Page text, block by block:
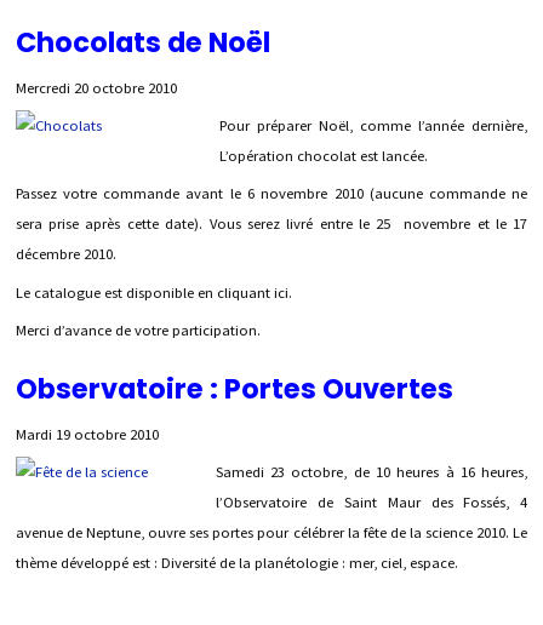
Chocolats de Noël
Mercredi 20 octobre 2010
Pour préparer Noël, comme l’année dernière,
L’opération chocolat est lancée.
Passez votre commande avant le 6 novembre 2010 (aucune commande ne
sera prise après cette date). Vous serez livré entre le 25 novembre et le 17
décembre 2010.
Le catalogue est disponible en cliquant ici.
Merci d’avance de votre participation.
Observatoire : Portes Ouvertes
Mardi 19 octobre 2010
Samedi 23 octobre, de 10 heures à 16 heures,
l’Observatoire de Saint Maur des Fossés, 4
avenue de Neptune, ouvre ses portes pour célébrer la fête de la science 2010. Le
thème développé est : Diversité de la planétologie : mer, ciel, espace.